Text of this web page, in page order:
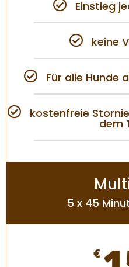
Einstieg
keine
Für alle Hunde
kostenfreie
dem
5 x 45
€